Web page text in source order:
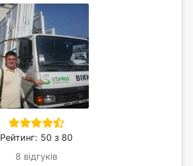
Рейтинг: 50 з 80
8 відгуків